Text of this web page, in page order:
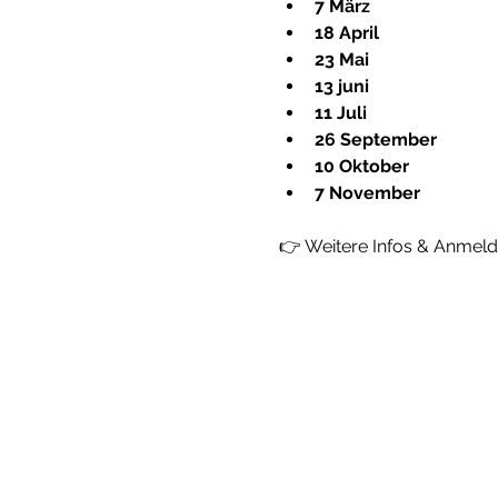
7 März
18 April
23 Mai
13 juni
11 Juli
26 September
10 Oktober
7 November
👉 Weitere Infos &